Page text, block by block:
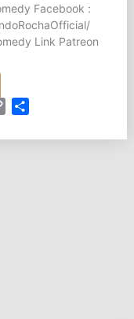
Facebook :
Link Patreon
Copy